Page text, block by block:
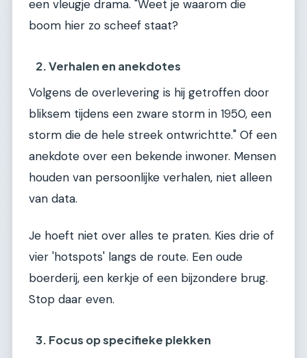
een vleugje drama. "Weet je waarom die
boom hier zo scheef staat?
2. Verhalen en anekdotes
Volgens de overlevering is hij getroffen door
bliksem tijdens een zware storm in 1950, een
storm die de hele streek ontwrichtte." Of een
anekdote over een bekende inwoner. Mensen
houden van persoonlijke verhalen, niet alleen
van data.
Je hoeft niet over alles te praten. Kies drie of
vier 'hotspots' langs de route. Een oude
boerderij, een kerkje of een bijzondere brug.
Stop daar even.
3. Focus op specifieke plekken